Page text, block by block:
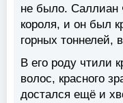
не было. Саллиан
короля, и он был
горных тоннелей,
В его роду чтили
волос, красного
достался ещё и